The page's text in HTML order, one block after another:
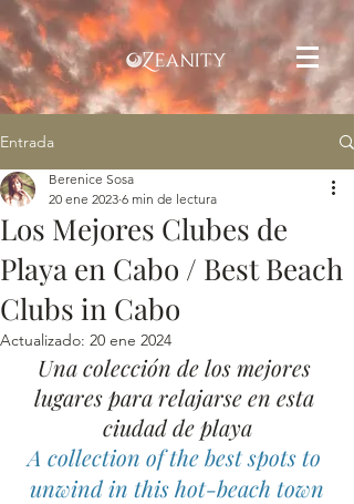
Entrada
Los Mejores Clubes de
Playa en Cabo / Best Beach
Clubs in Cabo
Berenice Sosa
20 ene 2023 6 min de lectura
Actualizado: 20 ene 2024
Una colección de los mejores
lugares para relajarse en esta
ciudad de playa
A collection of the best spots to
unwind in this hot-beach town